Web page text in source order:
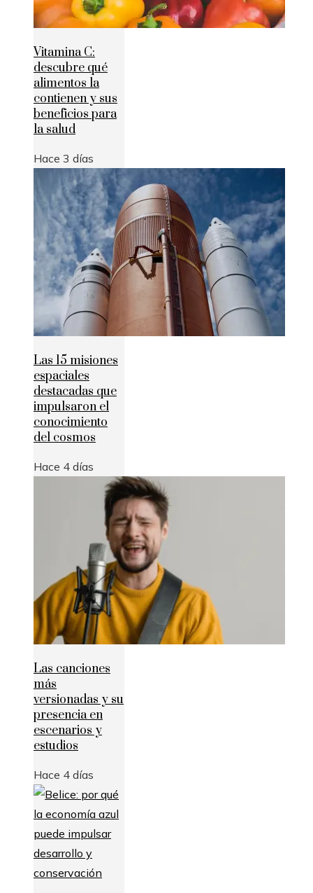
Vitamina C:
descubre qué
alimentos la
contienen y sus
beneficios para
la salud
Hace 3 días
Las 15 misiones
espaciales
destacadas que
impulsaron el
conocimiento
del cosmos
Hace 4 días
Las canciones
más
versionadas y su
presencia en
escenarios y
estudios
Hace 4 días